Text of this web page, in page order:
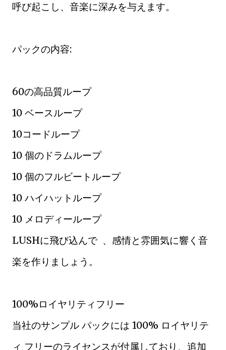
呼び起こし、音楽に深みを与えます。
パックの内容:
60の高品質ループ
10 ベースループ
10コードループ
10 個のドラムループ
10 個のフルビートループ
10 ハイハットループ
10 メロディーループ
LUSHに飛び込んで 、感情と雰囲気に響く音
楽を作りましょう。
100%ロイヤリティフリー
当社のサンプル パックには 100% ロイヤリテ
ィ フリーのライセンスが付属しており、追加